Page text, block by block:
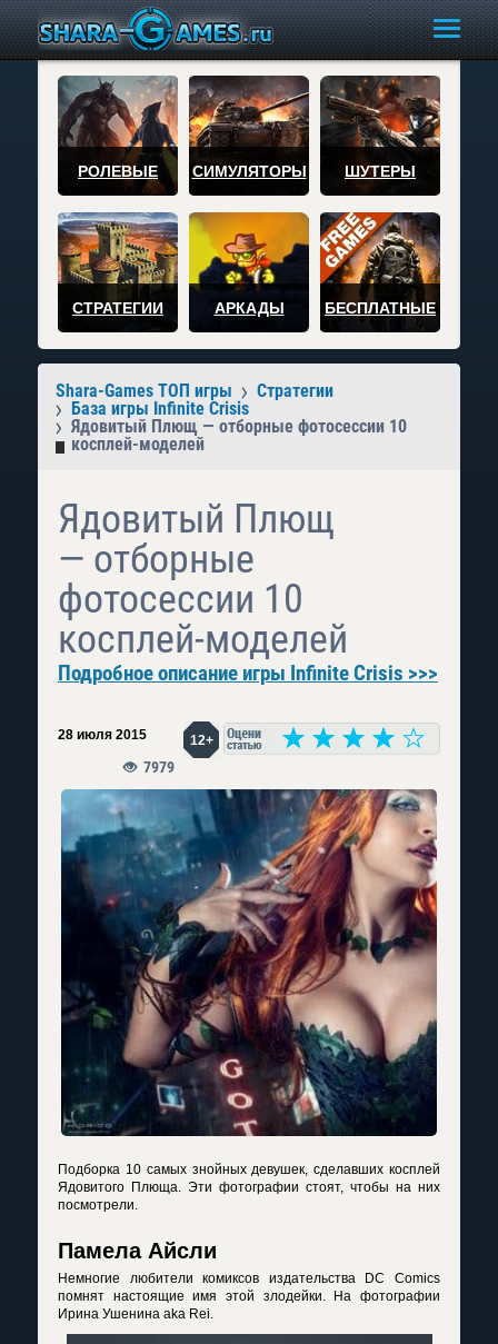
РОЛЕВЫЕ СИМУЛЯТОРЫ ШУТЕРЫ
СТРАТЕГИИ АРКАДЫ БЕСПЛАТНЫЕ
Shara-Games ТОП игры
Стратегии
База игры Infinite Crisis
Ядовитый Плющ — отборные фотосессии 10
косплей-моделей
Ядовитый Плющ
— отборные
фотосессии 10
косплей-моделей
Подробное описание игры Infinite Crisis >>>
28 июля 2015 12+
7979
Подборка 10 самых знойных девушек, сделавших косплей
Ядовитого Плюща. Эти фотографии стоят, чтобы на них
посмотрели.
Памела Айсли
Немногие любители комиксов издательства DC Comics
помнят настоящие имя этой злодейки. На фотографии
Ирина Ушенина aka Rei.